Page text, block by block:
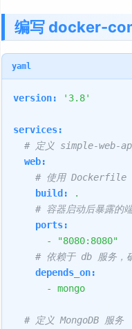
编写 docker-
yaml
version: '3.8'
services:
# 定义 simple-web-
web:
# 使用 Dockerfile
build:
.
# 容器启动后暴露的
ports:
-
"8080:8080"
# 依赖于 db 服务，
depends_on:
-
mongo
# 定义 MongoDB 服务